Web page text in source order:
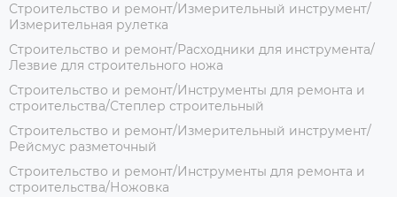
Строительство и ремонт/Измерительный инструмент/
Измерительная рулетка
Строительство и ремонт/Расходники для инструмента/
Лезвие для строительного ножа
Строительство и ремонт/Инструменты для ремонта и
строительства/Степлер строительный
Строительство и ремонт/Измерительный инструмент/
Рейсмус разметочный
Строительство и ремонт/Инструменты для ремонта и
строительства/Ножовка